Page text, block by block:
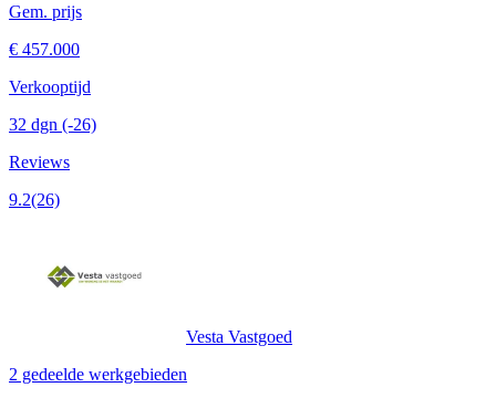
Gem. prijs
€ 457.000
Verkooptijd
32 dgn (-26)
Reviews
9.2(26)
Vesta Vastgoed
2 gedeelde werkgebieden